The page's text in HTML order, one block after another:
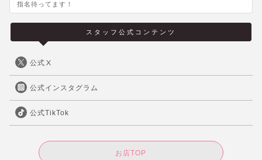
指名待ってます！
スタッフ公式コンテンツ
公式Ⅹ
公式インスタグラム
公式TikTok
お店TOP